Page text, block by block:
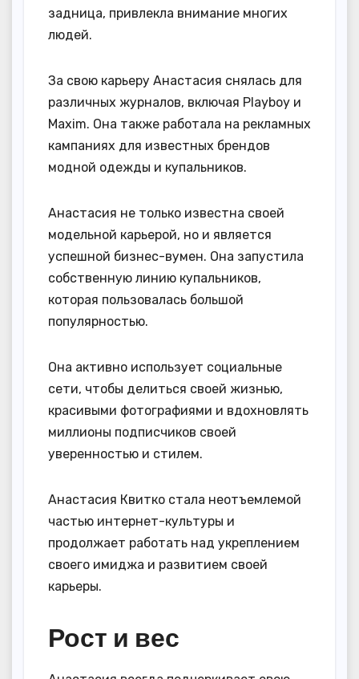
задница, привлекла внимание многих
людей.
За свою карьеру Анастасия снялась для
различных журналов, включая Playboy и
Maxim. Она также работала на рекламных
кампаниях для известных брендов
модной одежды и купальников.
Анастасия не только известна своей
модельной карьерой, но и является
успешной бизнес-вумен. Она запустила
собственную линию купальников,
которая пользовалась большой
популярностью.
Она активно использует социальные
сети, чтобы делиться своей жизнью,
красивыми фотографиями и вдохновлять
миллионы подписчиков своей
уверенностью и стилем.
Анастасия Квитко стала неотъемлемой
частью интернет-культуры и
продолжает работать над укреплением
своего имиджа и развитием своей
карьеры.
Рост и вес